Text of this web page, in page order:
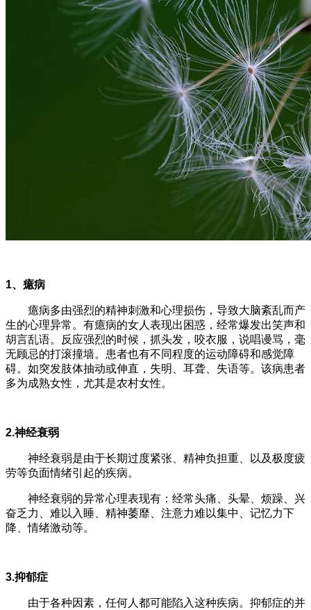
1、癔病
癔病多由强烈的精神刺激和心理损伤，导致大脑紊乱而产
生的心理异常。有癔病的女人表现出困惑，经常爆发出笑声和
胡言乱语。反应强烈的时候，抓头发，咬衣服，说唱谩骂，毫
无顾忌的打滚撞墙。患者也有不同程度的运动障碍和感觉障
碍。如突发肢体抽动或伸直，失明、耳聋、失语等。该病患者
多为成熟女性，尤其是农村女性。
2.神经衰弱
神经衰弱是由于长期过度紧张、精神负担重、以及极度疲
劳等负面情绪引起的疾病。
神经衰弱的异常心理表现有：经常头痛、头晕、烦躁、兴
奋乏力、难以入睡、精神萎靡、注意力难以集中、记忆力下
降、情绪激动等。
3.抑郁症
由于各种因素，任何人都可能陷入这种疾病。抑郁症的并